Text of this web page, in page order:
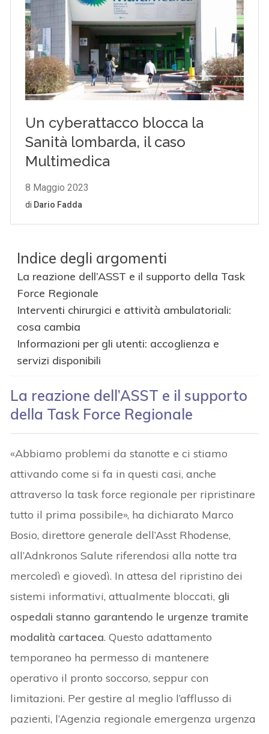
Indice degli argomenti
La reazione dell’ASST e il supporto della Task
Force Regionale
Interventi chirurgici e attività ambulatoriali:
cosa cambia
Informazioni per gli utenti: accoglienza e
servizi disponibili
La reazione dell’ASST e il supporto
della Task Force Regionale
«Abbiamo problemi da stanotte e ci stiamo
attivando come si fa in questi casi, anche
attraverso la task force regionale per ripristinare
tutto il prima possibile», ha dichiarato Marco
Bosio, direttore generale dell’Asst Rhodense,
all’Adnkronos Salute riferendosi alla notte tra
mercoledì e giovedì. In attesa del ripristino dei
sistemi informativi, attualmente bloccati, gli
ospedali stanno garantendo le urgenze tramite
modalità cartacea. Questo adattamento
temporaneo ha permesso di mantenere
operativo il pronto soccorso, seppur con
limitazioni. Per gestire al meglio l’afflusso di
pazienti, l’Agenzia regionale emergenza urgenza